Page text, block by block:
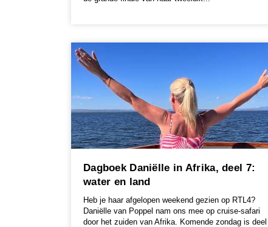
Dagboek Daniëlle in Afrika, deel 7:
water en land
Heb je haar afgelopen weekend gezien op RTL4?
Daniëlle van Poppel nam ons mee op cruise-safari
door het zuiden van Afrika. Komende zondag is deel